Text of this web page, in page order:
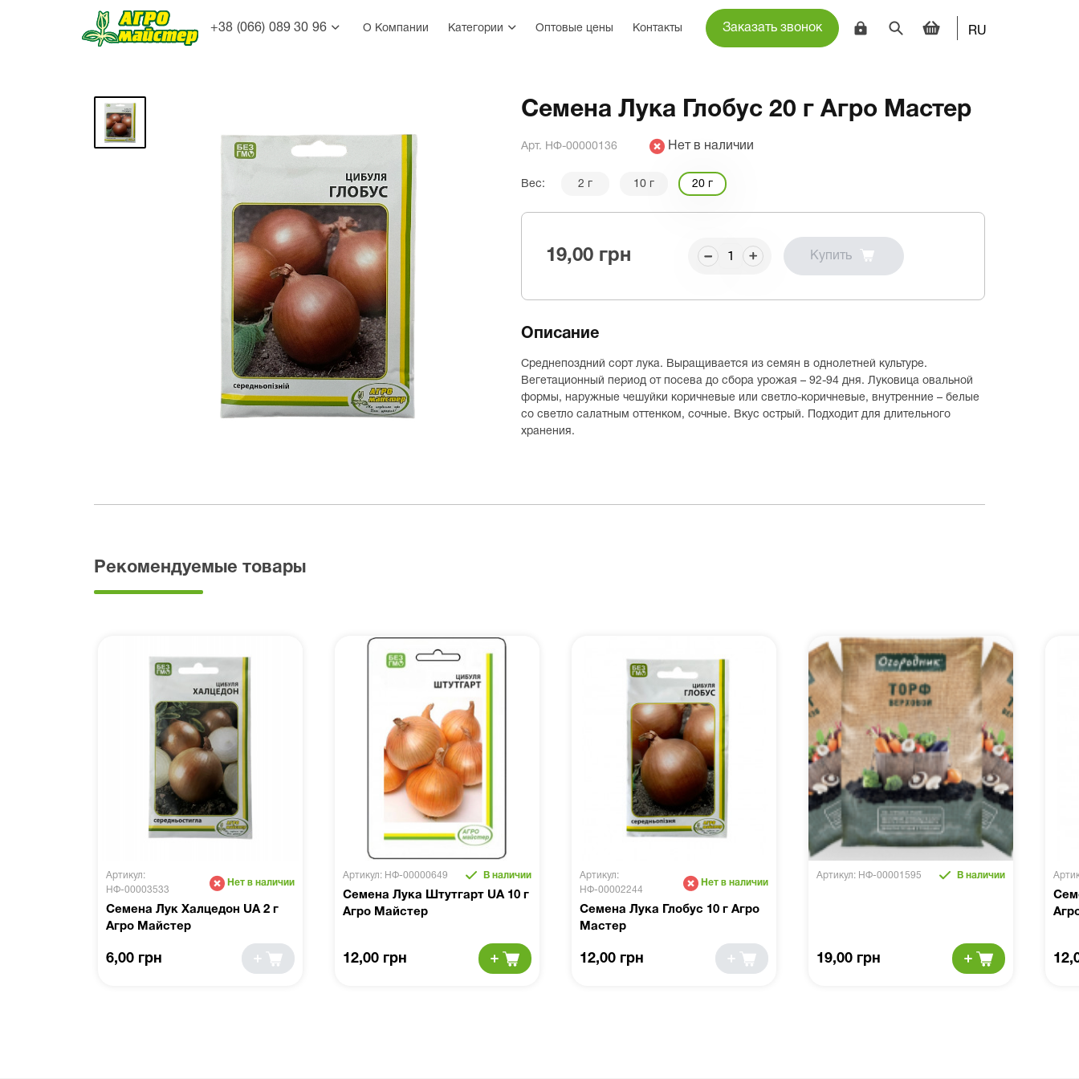
+38 (066) 089 30 96 О Компании Категории Оптовые цены Контакты Заказать звонок RU
Семена Лука Глобус 20 г Агро Мастер
Арт. НФ-00000136 Нет в наличии
Вес: 2 г 10 г 20 г
19,00 грн Купить
Описание
Среднепоздний сорт лука. Выращивается из семян в однолетней культуре.
Вегетационный период от посева до сбора урожая – 92-94 дня. Луковица овальной
формы, наружные чешуйки коричневые или светло-коричневые, внутренние – белые
со светло салатным оттенком, сочные. Вкус острый. Подходит для длительного
хранения.
Рекомендуемые товары
Артикул:
НФ-00003533
Нет в наличии
Семена Лук Халцедон UA 2 г
Агро Майстер
6,00 грн
Артикул: НФ-00000649 В наличии
Семена Лука Штутгарт UA 10 г
Агро Майстер
12,00 грн
Артикул:
НФ-00002244
Нет в наличии
Семена Лука Глобус 10 г Агро
Мастер
12,00 грн
Артикул: НФ-00001595 В наличии
19,00 грн